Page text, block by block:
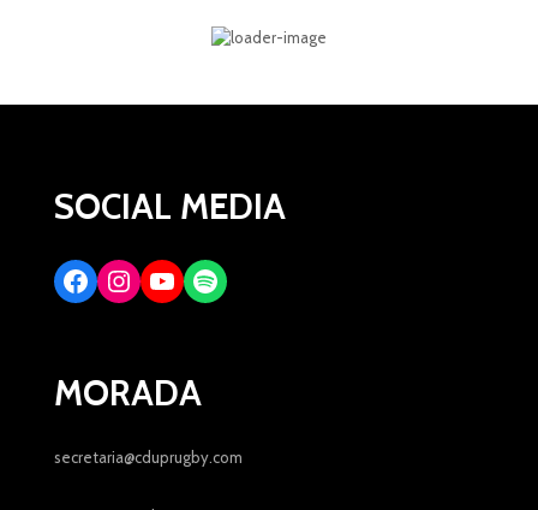
SOCIAL MEDIA
MORADA
secretaria@cduprugby.com